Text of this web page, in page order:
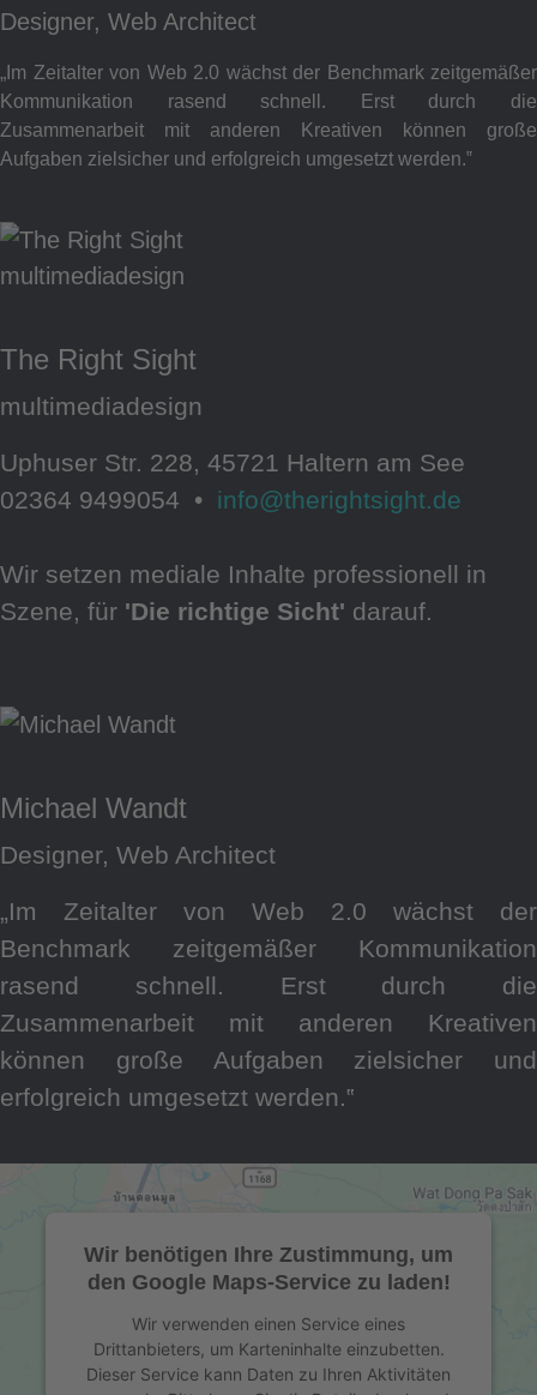
Designer, Web Architect
„Im Zeitalter von Web 2.0 wächst der Benchmark zeitgemäßer
Kommunikation rasend schnell. Erst durch die
Zusammenarbeit mit anderen Kreativen können große
Aufgaben zielsicher und erfolgreich umgesetzt werden.‟
The Right Sight
multimediadesign
Uphuser Str. 228, 45721 Haltern am See
02364 9499054 • info@therightsight.de
Wir setzen mediale Inhalte professionell in
Szene, für 'Die richtige Sicht' darauf.
Michael Wandt
Designer, Web Architect
„Im Zeitalter von Web 2.0 wächst der
Benchmark zeitgemäßer Kommunikation
rasend schnell. Erst durch die
Zusammenarbeit mit anderen Kreativen
können große Aufgaben zielsicher und
erfolgreich umgesetzt werden.‟
Wir benötigen Ihre Zustimmung, um
den Google Maps-Service zu laden!
Wir verwenden einen Service eines
Drittanbieters, um Karteninhalte einzubetten.
Dieser Service kann Daten zu Ihren Aktivitäten